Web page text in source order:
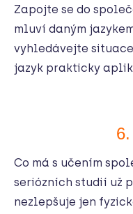
Zapojte se do
mluví daným
vyhledávejte
jazyk prakticky
Co má s učením
seriózních studií už
nezlepšuje jen